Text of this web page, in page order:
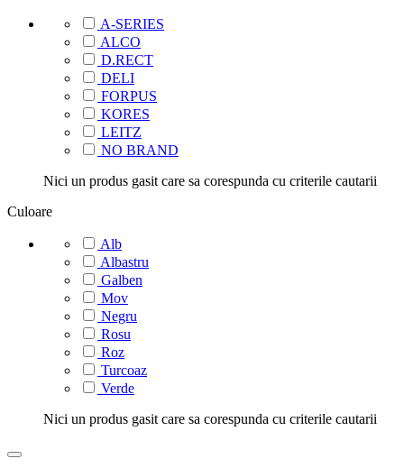
A-SERIES
ALCO
D.RECT
DELI
FORPUS
KORES
LEITZ
NO BRAND
Nici un produs gasit care sa corespunda cu criterile cautarii
Culoare
Alb
Albastru
Galben
Mov
Negru
Rosu
Roz
Turcoaz
Verde
Nici un produs gasit care sa corespunda cu criterile cautarii